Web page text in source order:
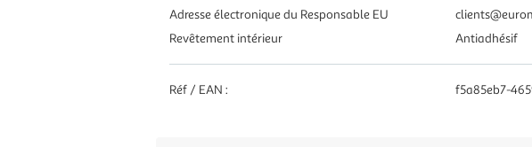
Adresse électronique du Responsable EU
Revêtement intérieur
Antiadhésif
Réf / EAN : f5a85eb7-